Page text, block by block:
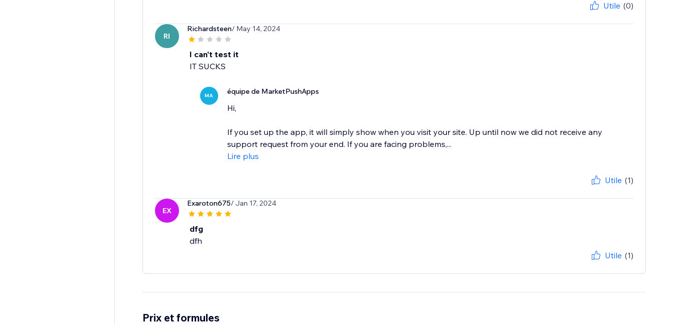
Utile (0)
RI
Richardsteen/ May 14, 2024
I can't test it
IT SUCKS
MA équipe de MarketPushApps
Hi,
If you set up the app, it will simply show when you visit your site. Up until now we did not receive any
support request from your end. If you are facing problems,...
Lire plus
Utile (1)
EX
Exaroton675/ Jan 17, 2024
dfg
dfh
Utile (1)
Prix et formules